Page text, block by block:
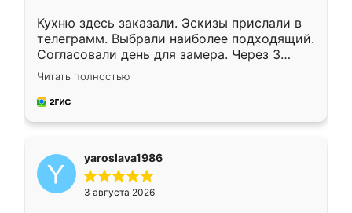
Кухню здесь заказали. Эскизы прислали в
телеграмм. Выбрали наиболее подходящий.
Согласовали день для замера. Через 3
недели кухня была уже готова. Остались
довольны работой. Спасибо Ренессанс
мебель за качественную работу!
Читать полностью
yaroslava1986
3 августа 2026